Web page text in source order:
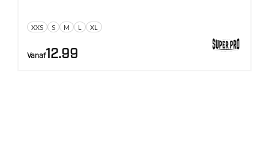
XXS S M L XL
Vanaf12.99